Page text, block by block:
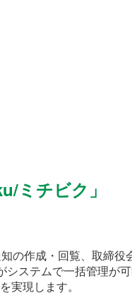
ミチビク」
の作成・回覧、取締役
ステムで一括管理が可
実現します。